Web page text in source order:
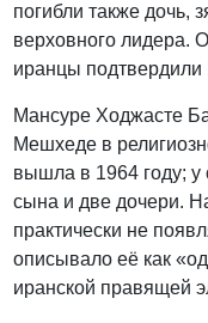
погибли также дочь,
верховного лидера.
иранцы подтвердили
Мансуре Ходжасте
Мешхеде в
вышла в 1964 году; у
сына и две дочери.
практически не
описывало её как
иранской правящей